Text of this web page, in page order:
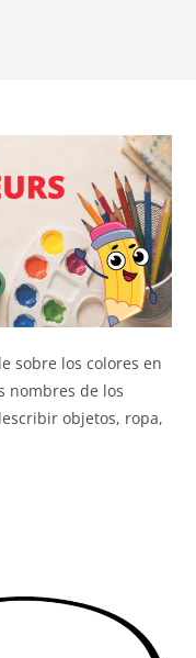
sobre los colores en
nombres de los
objetos, ropa,